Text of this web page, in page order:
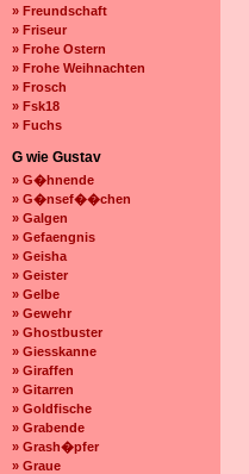
» Freundschaft
» Friseur
» Frohe Ostern
» Frohe Weihnachten
» Frosch
» Fsk18
» Fuchs
G wie Gustav
» G�hnende
» G�nsef��chen
» Galgen
» Gefaengnis
» Geisha
» Geister
» Gelbe
» Gewehr
» Ghostbuster
» Giesskanne
» Giraffen
» Gitarren
» Goldfische
» Grabende
» Grash�pfer
» Graue